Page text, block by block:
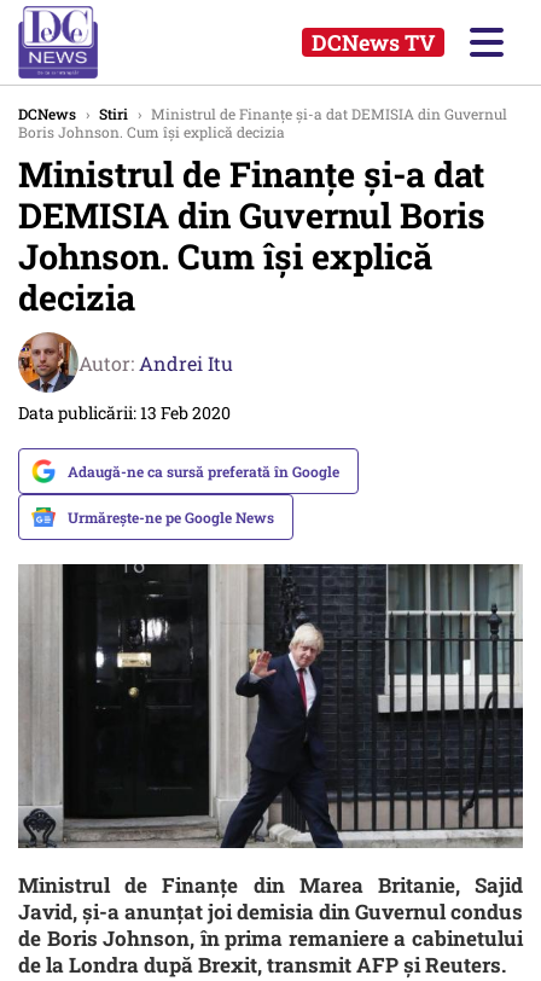
DCNews TV
DCNews › Stiri › Ministrul de Finanţe și-a dat DEMISIA din Guvernul
Boris Johnson. Cum își explică decizia
Ministrul de Finanţe și-a dat
DEMISIA din Guvernul Boris
Johnson. Cum își explică
decizia
Autor: Andrei Itu
Data publicării: 13 Feb 2020
Adaugă-ne ca sursă preferată în Google
Urmărește-ne pe Google News
Ministrul de Finanţe din Marea Britanie, Sajid
Javid, şi-a anunţat joi demisia din Guvernul condus
de Boris Johnson, în prima remaniere a cabinetului
de la Londra după Brexit, transmit AFP şi Reuters.